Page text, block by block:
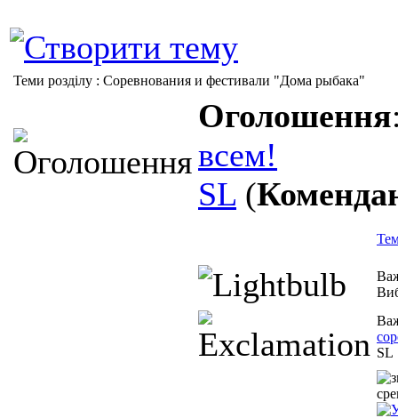
Теми розділу : Соревнования и фестивали "Дома рыбака"
Оголошення
всем!
SL (
SL